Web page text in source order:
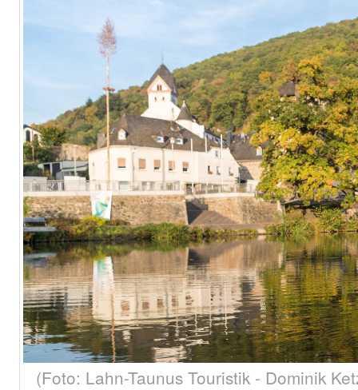
(Foto: Lahn-Taunus Touristik - Dominik